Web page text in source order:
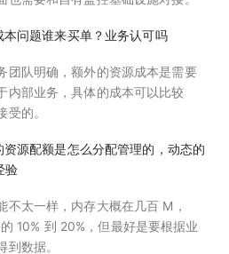
问题谁来买单？业务认可吗
团队明确，额外的资源成本是需要
内部业务，具体的成本可以比较
受的。
源配额是怎么分配管理的，动态的
验
不太一样，内存大概在几百 M，
10% 到 20%，但最好是要根据业
到数据。